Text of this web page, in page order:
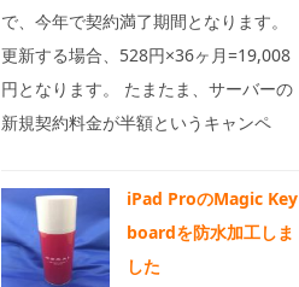
で、今年で契約満了期間となります。
更新する場合、528円×36ヶ月=19,008
円となります。 たまたま、サーバーの
新規契約料金が半額というキャンペ
iPad ProのMagic Key
boardを防水加工しま
した